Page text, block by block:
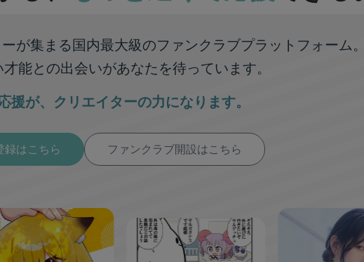
が集まる国内最大級のファンクラブプラットフォーム。
才能との出会いがあなたを待っています。
援が、 クリエイターの力になります。
録はこちら ファンクラブ開設はこちら